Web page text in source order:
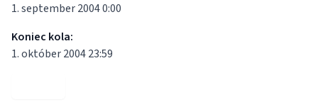
1. september 2004 0:00
Koniec kola:
1. október 2004 23:59